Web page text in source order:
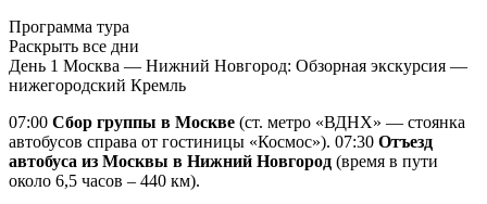
Программа тура
Раскрыть все дни
День 1 Москва — Нижний Новгород: Обзорная экскурсия —
нижегородский Кремль
07:00 Сбор группы в Москве (ст. метро «ВДНХ» — стоянка
автобусов справа от гостиницы «Космос»). 07:30 Отъезд
автобуса из Москвы в Нижний Новгород (время в пути
около 6,5 часов – 440 км).